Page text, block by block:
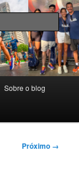
Sobre o blog
Próximo →